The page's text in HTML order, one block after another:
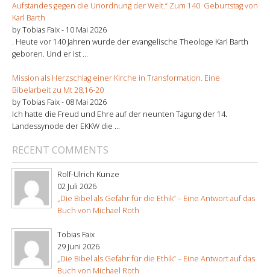
Aufstandes gegen die Unordnung der Welt.“ Zum 140. Geburtstag von
Karl Barth
by Tobias Faix - 10 Mai 2026
. Heute vor 140 Jahren wurde der evangelische Theologe Karl Barth
geboren. Und er ist ...
Mission als Herzschlag einer Kirche in Transformation. Eine
Bibelarbeit zu Mt 28,16-20
by Tobias Faix - 08 Mai 2026
Ich hatte die Freud und Ehre auf der neunten Tagung der 14.
Landessynode der EKKW die ...
RECENT COMMENTS
Rolf-Ulrich Kunze
02 Juli 2026
„Die Bibel als Gefahr für die Ethik“ – Eine Antwort auf das
Buch von Michael Roth
Tobias Faix
29 Juni 2026
„Die Bibel als Gefahr für die Ethik“ – Eine Antwort auf das
Buch von Michael Roth